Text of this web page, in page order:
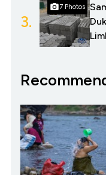
3.
7 Photos